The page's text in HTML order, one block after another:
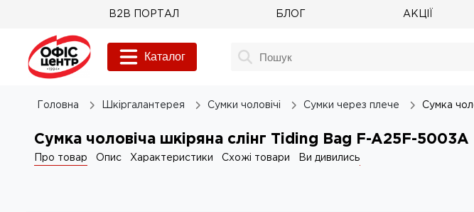
B2B ПОРТАЛ БЛОГ АКЦІЇ
Каталог
Головна Шкіргалантерея Сумки чоловічі Сумки через плече Сумка
Сумка чоловіча шкіряна слінг Tiding Bag F-A25F-5003A
Про товар Опис Характеристики Схожі товари Ви дивились